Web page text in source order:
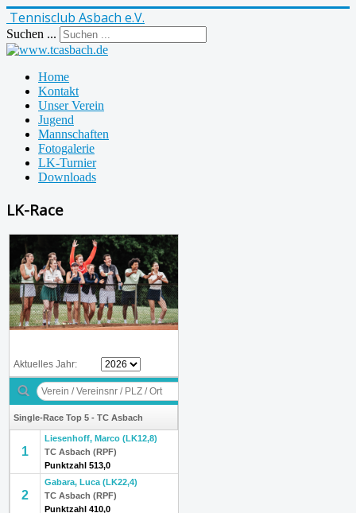
Tennisclub Asbach e.V.
Suchen ...
Home
Kontakt
Unser Verein
Jugend
Mannschaften
Fotogalerie
LK-Turnier
Downloads
LK-Race